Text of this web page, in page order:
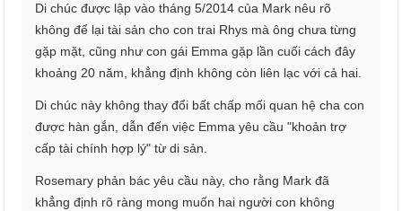
Di chúc được lập vào tháng 5/2014 của Mark nêu rõ
không để lại tài sản cho con trai Rhys mà ông chưa từng
gặp mặt, cũng như con gái Emma gặp lần cuối cách đây
khoảng 20 năm, khẳng định không còn liên lạc với cả hai.
Di chúc này không thay đổi bất chấp mối quan hệ cha con
được hàn gắn, dẫn đến việc Emma yêu cầu "khoản trợ
cấp tài chính hợp lý" từ di sản.
Rosemary phản bác yêu cầu này, cho rằng Mark đã
khẳng định rõ ràng mong muốn hai người con không